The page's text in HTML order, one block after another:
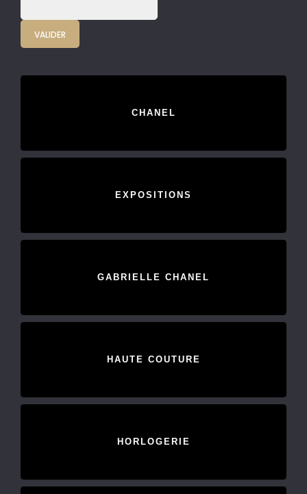
CHANEL
EXPOSITIONS
GABRIELLE CHANEL
HAUTE COUTURE
HORLOGERIE